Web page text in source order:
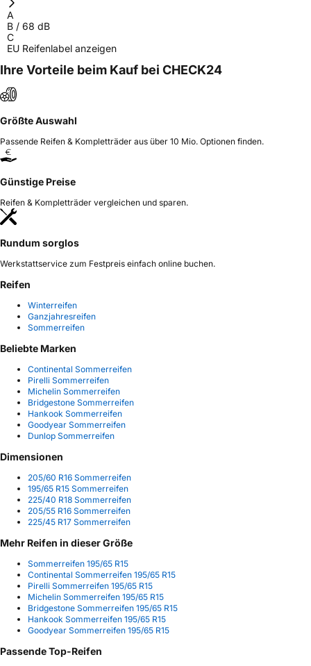
A
B / 68 dB
C
EU Reifenlabel anzeigen
Ihre Vorteile beim Kauf bei CHECK24
Größte Auswahl
Passende Reifen & Kompletträder aus über 10 Mio. Optionen finden.
Günstige Preise
Reifen & Kompletträder vergleichen und sparen.
Rundum sorglos
Werkstattservice zum Festpreis einfach online buchen.
Reifen
Winterreifen
Ganzjahresreifen
Sommerreifen
Beliebte Marken
Continental Sommerreifen
Pirelli Sommerreifen
Michelin Sommerreifen
Bridgestone Sommerreifen
Hankook Sommerreifen
Goodyear Sommerreifen
Dunlop Sommerreifen
Dimensionen
205/60 R16 Sommerreifen
195/65 R15 Sommerreifen
225/40 R18 Sommerreifen
205/55 R16 Sommerreifen
225/45 R17 Sommerreifen
Mehr Reifen in dieser Größe
Sommerreifen 195/65 R15
Continental Sommerreifen 195/65 R15
Pirelli Sommerreifen 195/65 R15
Michelin Sommerreifen 195/65 R15
Bridgestone Sommerreifen 195/65 R15
Hankook Sommerreifen 195/65 R15
Goodyear Sommerreifen 195/65 R15
Passende Top-Reifen